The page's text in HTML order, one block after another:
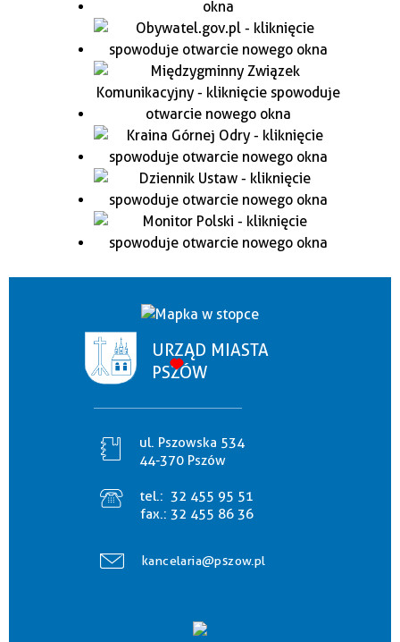
URZĄD MIASTA
PSZÓW
ul. Pszowska 534
44-370 Pszów
tel.: 32 455 95 51
fax.: 32 455 86 36
kancelaria@pszow.pl